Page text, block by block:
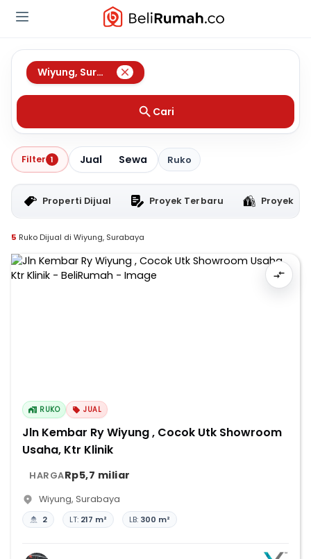
Wiyung, Surabaya
Cari
Filter 1 Jual Sewa Ruko
Properti Dijual Proyek Terbaru Proyek
5 Ruko Dijual di Wiyung, Surabaya
RUKO JUAL
Jln Kembar Ry Wiyung , Cocok Utk Showroom
Usaha, Ktr Klinik
HARGARp5,7 miliar
Wiyung, Surabaya
2 LT: 217 m² LB: 300 m²